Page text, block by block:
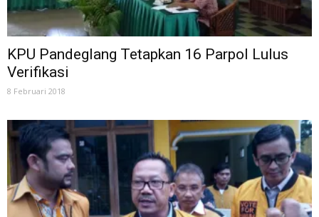
KPU Pandeglang Tetapkan 16 Parpol Lulus
Verifikasi
8 Februari 2018